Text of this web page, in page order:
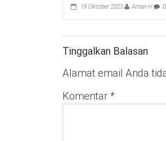
19 Oktober 2023 Aman H 0
Tinggalkan Balasan
Alamat email Anda
Komentar *